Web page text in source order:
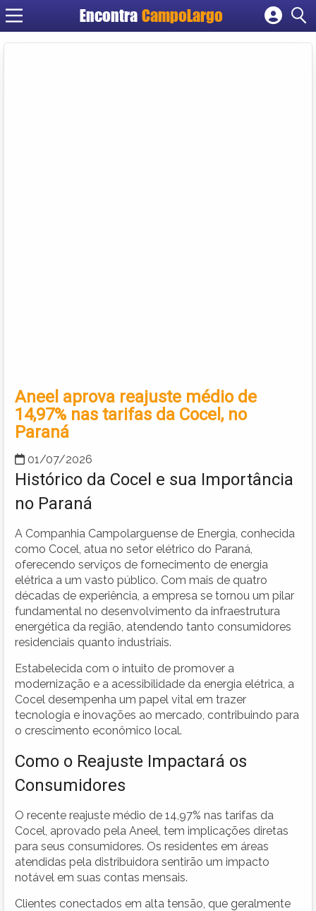
Encontra CampoLargo
Cadastrar empresa
Aneel aprova reajuste médio de
14,97% nas tarifas da Cocel, no
Paraná
01/07/2026
Histórico da Cocel e sua Importância
no Paraná
A Companhia Campolarguense de Energia, conhecida
como Cocel, atua no setor elétrico do Paraná,
oferecendo serviços de fornecimento de energia
elétrica a um vasto público. Com mais de quatro
décadas de experiência, a empresa se tornou um pilar
fundamental no desenvolvimento da infraestrutura
energética da região, atendendo tanto consumidores
residenciais quanto industriais.
Estabelecida com o intuito de promover a
modernização e a acessibilidade da energia elétrica, a
Cocel desempenha um papel vital em trazer
tecnologia e inovações ao mercado, contribuindo para
o crescimento econômico local.
Como o Reajuste Impactará os
Consumidores
O recente reajuste médio de 14,97% nas tarifas da
Cocel, aprovado pela Aneel, tem implicações diretas
para seus consumidores. Os residentes em áreas
atendidas pela distribuidora sentirão um impacto
notável em suas contas mensais.
Clientes conectados em alta tensão, que geralmente